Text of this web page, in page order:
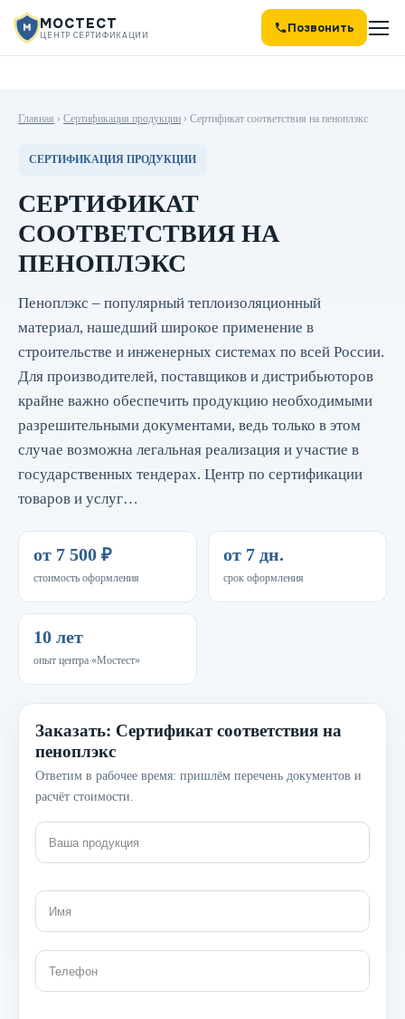
МОСТЕСТ
ЦЕНТР СЕРТИФИКАЦИИ Позвонить
Главная › Сертификация продукции › Сертификат соответствия на пеноплэкс
СЕРТИФИКАЦИЯ ПРОДУКЦИИ
СЕРТИФИКАТ
СООТВЕТСТВИЯ НА
ПЕНОПЛЭКС
Пеноплэкс – популярный теплоизоляционный
материал, нашедший широкое применение в
строительстве и инженерных системах по всей России.
Для производителей, поставщиков и дистрибьюторов
крайне важно обеспечить продукцию необходимыми
разрешительными документами, ведь только в этом
случае возможна легальная реализация и участие в
государственных тендерах. Центр по сертификации
товаров и услуг…
от 7 500 ₽
стоимость оформления
от 7 дн.
срок оформления
10 лет
опыт центра «Мостест»
Заказать: Сертификат соответствия на
пеноплэкс
Ответим в рабочее время: пришлём перечень документов и
расчёт стоимости.